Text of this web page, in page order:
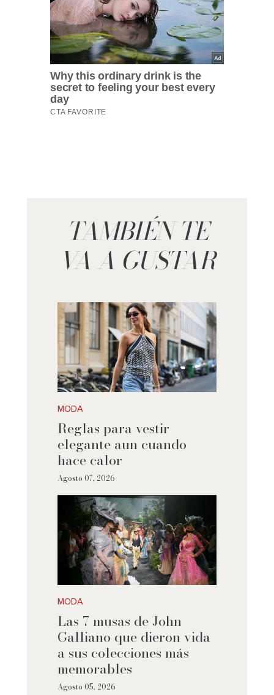
TAMBIÉN TE
VA A GUSTAR
MODA
Reglas para vestir
elegante aun cuando
hace calor
Agosto 07, 2026
MODA
Las 7 musas de John
Galliano que dieron vida
a sus colecciones más
memorables
Agosto 05, 2026